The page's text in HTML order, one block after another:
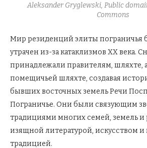
Aleksander Gryglewski, Public
Commons
Мир резиденций элиты пограничья
утрачен из-за катаклизмов XX века.
принадлежали правителям, шляхте,
помещичьей шляхте, создавая
бывших восточных земель Речи
Пограничье. Они были связующим
традициями многих семей, земель и
изящной литературой, искусством
традицией.